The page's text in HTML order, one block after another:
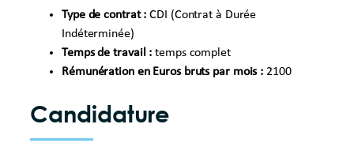
Type de contrat : CDI (Contrat à Durée
Indéterminée)
Temps de travail : temps complet
Rémunération en Euros bruts par mois : 2100
Candidature